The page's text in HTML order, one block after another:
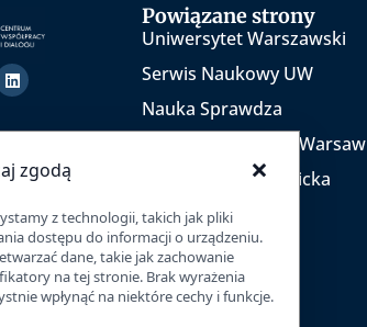
Powiązane strony
Uniwersytet Warszawski
Serwis Naukowy UW
Nauka Sprawdza
TEDx University of Warsaw
Inicjatywa Akademicka
zgodą ×
z technologii, takich jak pliki
dostępu do informacji o urządzeniu.
dane, takie jak zachowanie
na tej stronie. Brak wyrażenia
wpłynąć na niektóre cechy i funkcje.